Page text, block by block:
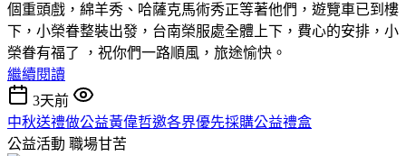
個重頭戲，綿羊秀、哈薩克馬術秀正等著他們，遊覽車已到樓
下，小榮眷整裝出發，台南榮服處全體上下，費心的安排，小
榮眷有福了 ，祝你們一路順風，旅途愉快。
繼續閱讀
3天前
中秋送禮做公益黃偉哲邀各界優先採購公益禮盒
公益活動 職場甘苦